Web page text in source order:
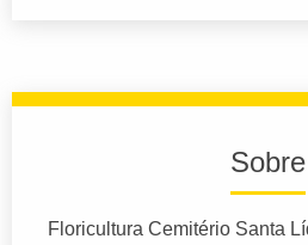
Sobre
Floricultura Cemitério Santa